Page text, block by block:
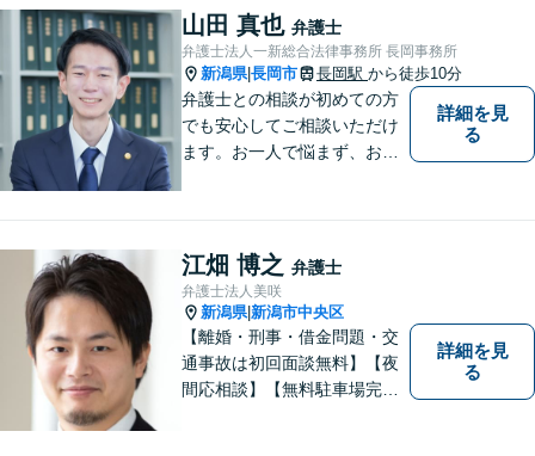
山田 真也 弁護士
弁護士法人一新総合法律事務所 長岡事務所
新潟県|長岡市 長岡駅 から徒歩10分
弁護士との相談が初めての方
でも安心してご相談いただけ
ます。お一人で悩まず、お気
料】【交通事故被害者の方は
相談料無料（弁護士費用特約
利用の場合は除く）】
詳細を見
る
江畑 博之 弁護士
弁護士法人美咲
新潟県|新潟市中央区
【離婚・刑事・借金問題・交
通事故は初回面談無料】【夜
間応相談】【無料駐車場完
詳細を見
る